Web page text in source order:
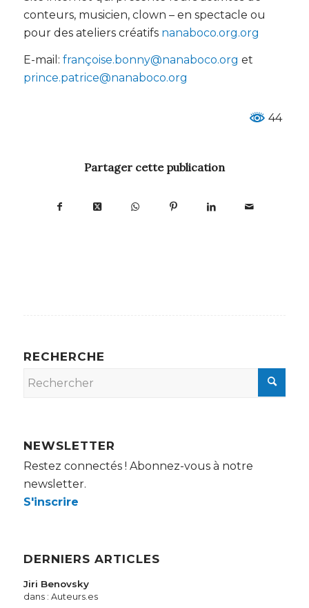
conteurs, musicien, clown – en spectacle ou
pour des ateliers créatifs nanaboco.org.org
E-mail: françoise.bonny@nanaboco.org et
prince.patrice@nanaboco.org
44
Partager cette publication
RECHERCHE
NEWSLETTER
Restez connectés ! Abonnez-vous à notre
newsletter.
S'inscrire
DERNIERS ARTICLES
Jiri Benovsky
dans : Auteurs.es